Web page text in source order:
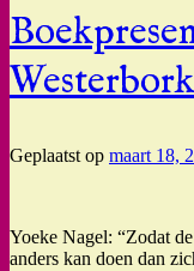
Westerbork
Geplaatst op maart 18,
Yoeke Nagel: “Zodat
anders kan doen dan